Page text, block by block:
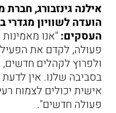
אילנה גינזבורג,
הועדה לשוויון
העסקים: "אנו
פעולה, לקדם את
ולפרוץ לקהלים
בסביבה שלנו. אין
אישית יכולים לצמוח
פעולה חדשים".